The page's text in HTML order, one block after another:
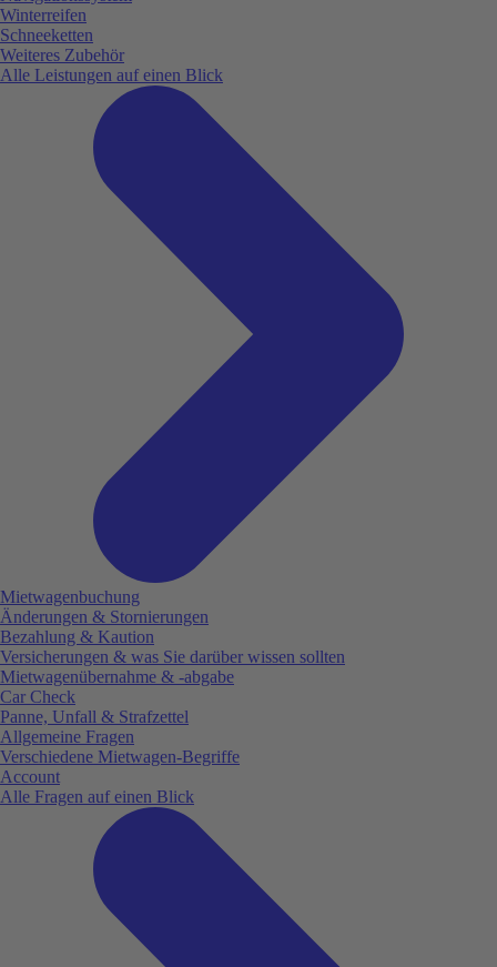
Winterreifen
Schneeketten
Weiteres Zubehör
Alle Leistungen auf einen Blick
Mietwagenbuchung
Änderungen & Stornierungen
Bezahlung & Kaution
Versicherungen & was Sie darüber wissen sollten
Mietwagenübernahme & -abgabe
Car Check
Panne, Unfall & Strafzettel
Allgemeine Fragen
Verschiedene Mietwagen-Begriffe
Account
Alle Fragen auf einen Blick